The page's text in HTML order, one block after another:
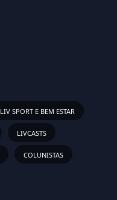
LIV SPORT E BEM ESTAR
LIVCASTS
COLUNISTAS